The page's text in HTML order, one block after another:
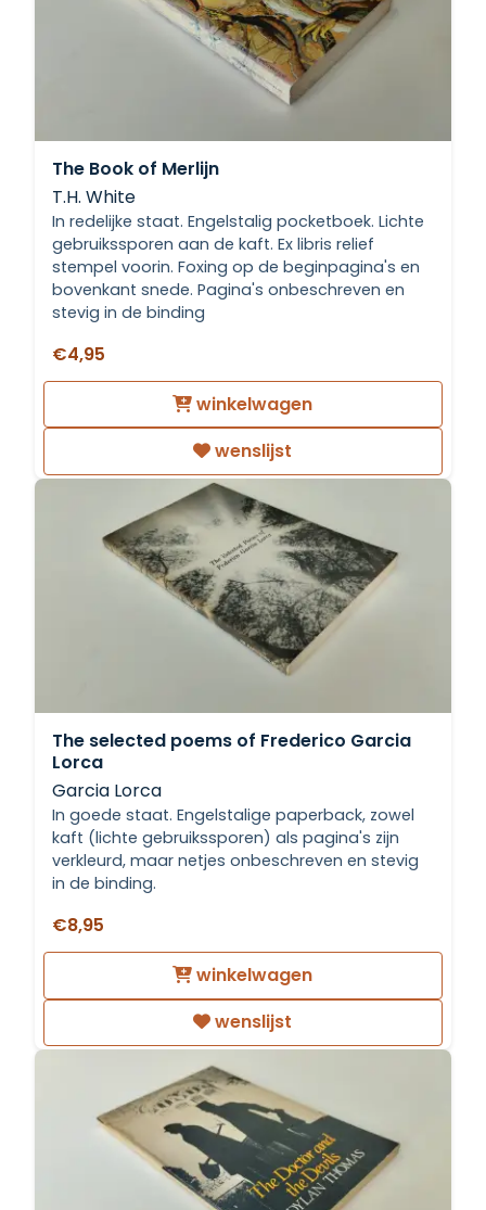
The Book of Merlijn
T.H. White
In redelijke staat. Engelstalig pocketboek. Lichte
gebruikssporen aan de kaft. Ex libris relief
stempel voorin. Foxing op de beginpagina's en
bovenkant snede. Pagina's onbeschreven en
stevig in de binding
€4,95
winkelwagen
wenslijst
The selected poems of Frederico Garcia
Lorca
Garcia Lorca
In goede staat. Engelstalige paperback, zowel
kaft (lichte gebruikssporen) als pagina's zijn
verkleurd, maar netjes onbeschreven en stevig
in de binding.
€8,95
winkelwagen
wenslijst